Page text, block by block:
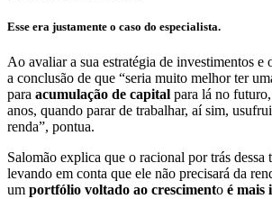
Esse era justamente o caso do especialista.
Ao avaliar a sua estratégia de investimentos e
a conclusão de que “seria muito melhor ter
para acumulação de capital para lá no
anos, quando parar de trabalhar, aí sim,
renda”, pontua.
Salomão explica que o racional por trás dessa
levando em conta que ele não precisará da
um portfólio voltado ao crescimento é mais